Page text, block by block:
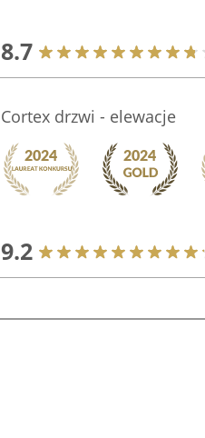
8.7
Cortex drzwi - elewacje
9.2